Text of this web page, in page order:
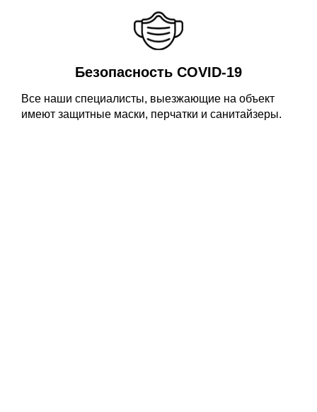
Безопасность COVID-19
Все наши специалисты, выезжающие на объект
имеют защитные маски, перчатки и санитайзеры.